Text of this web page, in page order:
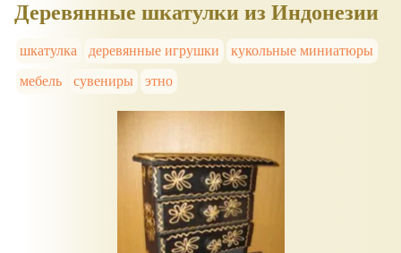
Деревянные шкатулки из Индонезии
шкатулка деревянные игрушки
кукольные миниатюры
мебель
сувениры этно